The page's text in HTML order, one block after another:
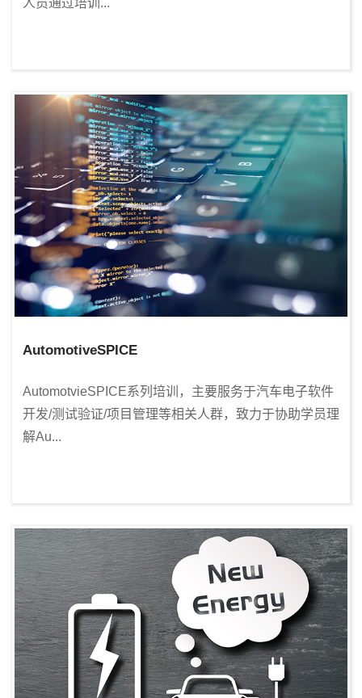
人员通过培训...
AutomotiveSPICE
AutomotvieSPICE系列培训，主要服务于汽车电子软件
开发/测试验证/项目管理等相关人群，致力于协助学员理
解Au...